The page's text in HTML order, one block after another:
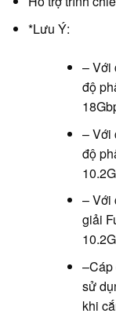
*Lưu Ý:
– Với
độ
– Với
độ
– Với
giải
–Cáp
sử
khi